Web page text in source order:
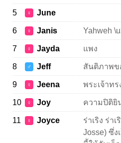
5 ♀ June
6 ♀ Janis Yahweh
7 ♀ Jayda แพง
8 ♂ Jeff สันติภาพข
9 ♀ Jeena พระเจ้าท
10 ♀ Joy ความปิติยิ
11 ♀ Joyce
ร่าเริง ร่า
Josse) ซึ่